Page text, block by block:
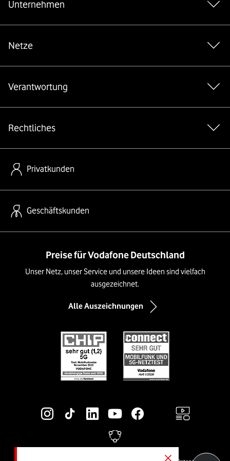
Unternehmen
Netze
Verantwortung
Rechtliches
Privatkunden
Geschäftskunden
Preise für Vodafone Deutschland
Unser Netz, unser Service und unsere Ideen sind vielfach
ausgezeichnet.
Alle Auszeichnungen
Social-Media-Links